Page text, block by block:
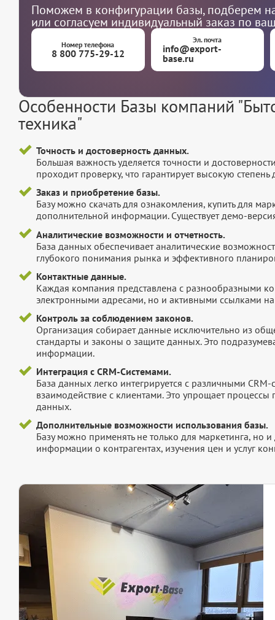
Поможем в конфигурации базы, подберем
или согласуем индивидуальный заказ по
Номер телефона
8 800 775-29-12
Эл. почта
info@export-
base.ru
Особенности Базы компаний
техника"
Точность и достоверность данных.
Большая важность уделяется точности и
проходит проверку, что гарантирует высокую
Заказ и приобретение базы.
Базу можно скачать для ознакомления, купить для
дополнительной информации. Существует демо-
Аналитические возможности и отчетность.
База данных обеспечивает аналитические
глубокого понимания рынка и эффективного
Контактные данные.
Каждая компания представлена с разнообразными
электронными адресами, но и активными ссылками
Контроль за соблюдением законов.
Организация собирает данные исключительно из
стандарты и законы о защите данных. Это
информации.
Интеграция с CRM-Системами.
База данных легко интегрируется с различными
взаимодействие с клиентами. Это упрощает
данных.
Дополнительные возможности использования базы.
Базу можно применять не только для маркетинга, но
информации о контрагентах, изучения цен и услуг